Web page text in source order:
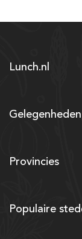
Lunch.nl
Gelegenheden
Provincies
Populaire